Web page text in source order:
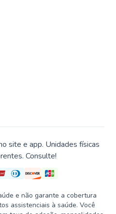
site e app. Unidades físicas
Consulte!
e não garante a cobertura
assistenciais à saúde. Você